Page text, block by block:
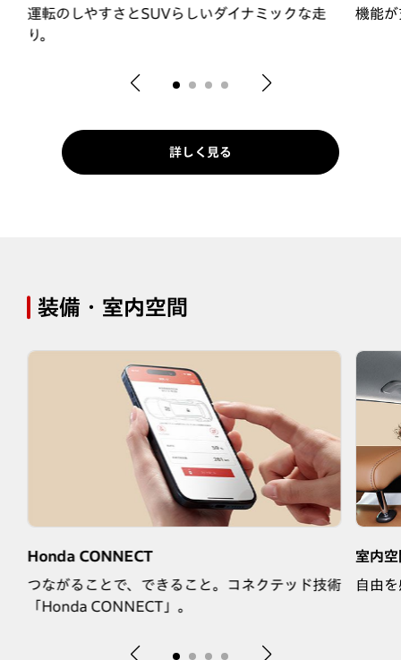
運転のしやすさとSUVらしいダイナミックな走
り。
機能
詳しく見る
装備・室内空間
Honda CONNECT
つながることで、できること。コネクテッド技術
「Honda CONNECT」。
室内
自由